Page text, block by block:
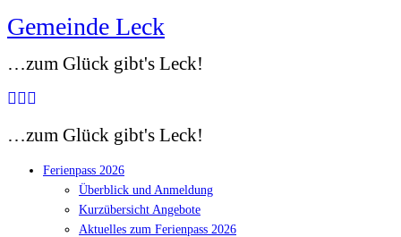
Zum
springen
Gemeinde Leck
…zum Glück gibt's Leck!
…zum Glück gibt's Leck!
Ferienpass 2026
Überblick und Anmeldung
Kurzübersicht Angebote
Aktuelles zum Ferienpass 2026